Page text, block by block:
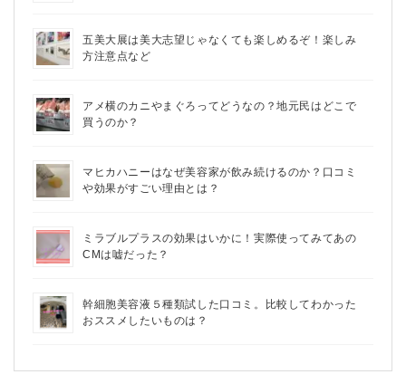
五美大展は美大志望じゃなくても楽しめるぞ！楽しみ
方注意点など
アメ横のカニやまぐろってどうなの？地元民はどこで
買うのか？
マヒカハニーはなぜ美容家が飲み続けるのか？口コミ
や効果がすごい理由とは？
ミラブルプラスの効果はいかに！実際使ってみてあの
CMは嘘だった？
幹細胞美容液５種類試した口コミ。比較してわかった
おススメしたいものは？